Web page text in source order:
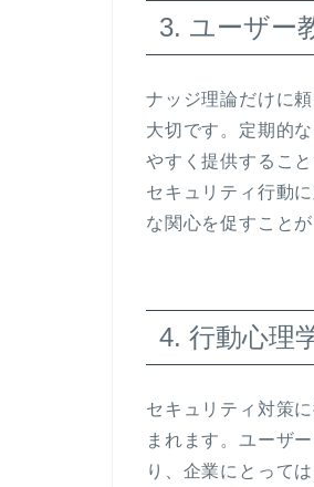
3. ユーザー
ナッジ理論だけに
大切です。定期的
やすく提供するこ
セキュリティ行動
な関心を促すことが
4. 行動心理
セキュリティ対策
まれます。ユーザ
り、企業にとって